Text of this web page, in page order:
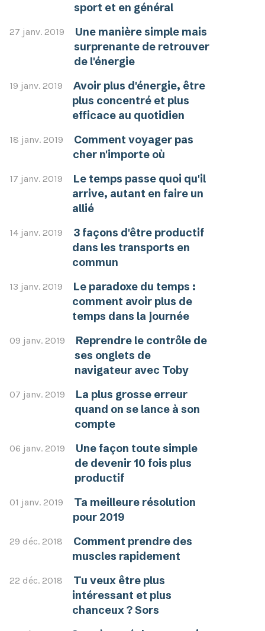
sport et en général
27 janv. 2019
Une manière simple mais
surprenante de retrouver
de l'énergie
19 janv. 2019
Avoir plus d'énergie, être
plus concentré et plus
efficace au quotidien
18 janv. 2019
Comment voyager pas
cher n'importe où
17 janv. 2019
Le temps passe quoi qu'il
arrive, autant en faire un
allié
14 janv. 2019
3 façons d'être productif
dans les transports en
commun
13 janv. 2019
Le paradoxe du temps :
comment avoir plus de
temps dans la journée
09 janv. 2019
Reprendre le contrôle de
ses onglets de
navigateur avec Toby
07 janv. 2019
La plus grosse erreur
quand on se lance à son
compte
06 janv. 2019
Une façon toute simple
de devenir 10 fois plus
productif
01 janv. 2019
Ta meilleure résolution
pour 2019
29 déc. 2018
Comment prendre des
muscles rapidement
22 déc. 2018
Tu veux être plus
intéressant et plus
chanceux ? Sors